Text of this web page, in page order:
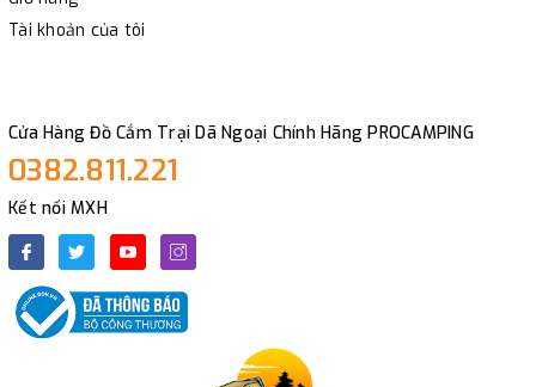
Tài khoản của tôi
Cửa Hàng Đồ Cắm Trại Dã Ngoại Chính Hãng PROCAMPING
0382.811.221
Kết nối MXH